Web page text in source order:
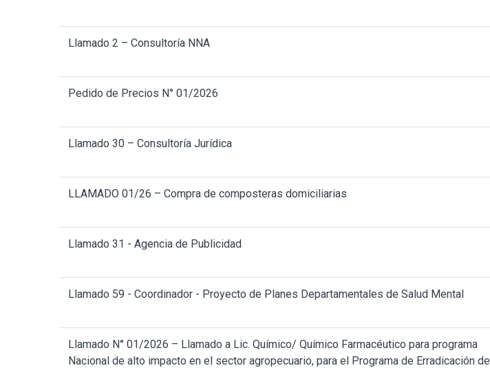
Llamado 2 – Consultoría NNA
Pedido de Precios N° 01/2026
Llamado 30 – Consultoría Jurídica
LLAMADO 01/26 – Compra de composteras domiciliarias
Llamado 31 - Agencia de Publicidad
Llamado 59 - Coordinador - Proyecto de Planes Departamentales de Salud Mental
Llamado N° 01/2026 – Llamado a Lic. Químico/ Químico Farmacéutico para programa
Nacional de alto impacto en el sector agropecuario, para el Programa de Erradicación de